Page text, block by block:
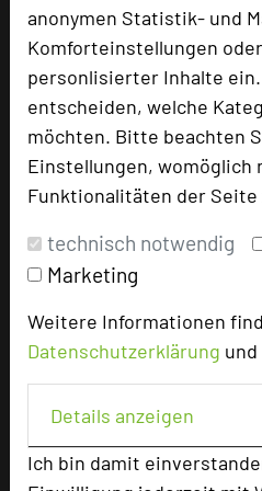
anonymen Statistik- und
Komforteinstellungen
personlisierter Inhalte
entscheiden, welche
möchten. Bitte beachten
Einstellungen, womöglich
Funktionalitäten der
technisch notwendig
Marketing
Weitere Informationen
Datenschutzerklärung und
Details anzeigen
Ich bin damit
Juniorsuiten
Besonders geeignet
Seminar, Konferenz,
808 Seiten dieses Hotels